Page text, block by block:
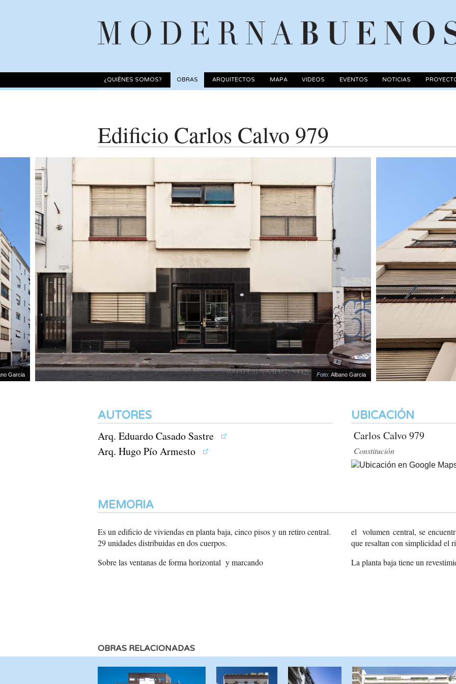
¿QUIÉNES SOMOS? OBRAS ARQUITECTOS MAPA VIDEOS EVENTOS NOTICIAS
Edificio Carlos Calvo 979
Foto:Albano Garcia
AUTORES
Arq. Eduardo Casado Sastre
Arq. Hugo Pío Armesto
UBICACIÓN
Carlos Calvo 979
Constitución
MEMORIA
Es un edificio de viviendas en planta baja, cinco pisos y un retiro central.
29 unidades distribuidas en dos cuerpos.
Sobre las ventanas de forma horizontal y marcando
el volumen central, se
que resaltan con simplicidad el
La planta baja tiene un
OBRAS RELACIONADAS